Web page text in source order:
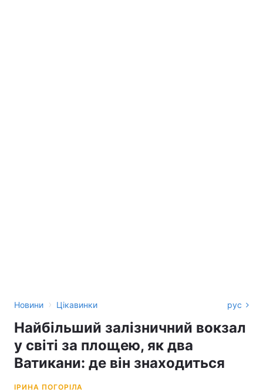
Новини › Цікавинки рус
Найбільший залізничний вокзал
у світі за площею, як два
Ватикани: де він знаходиться
ІРИНА ПОГОРІЛА